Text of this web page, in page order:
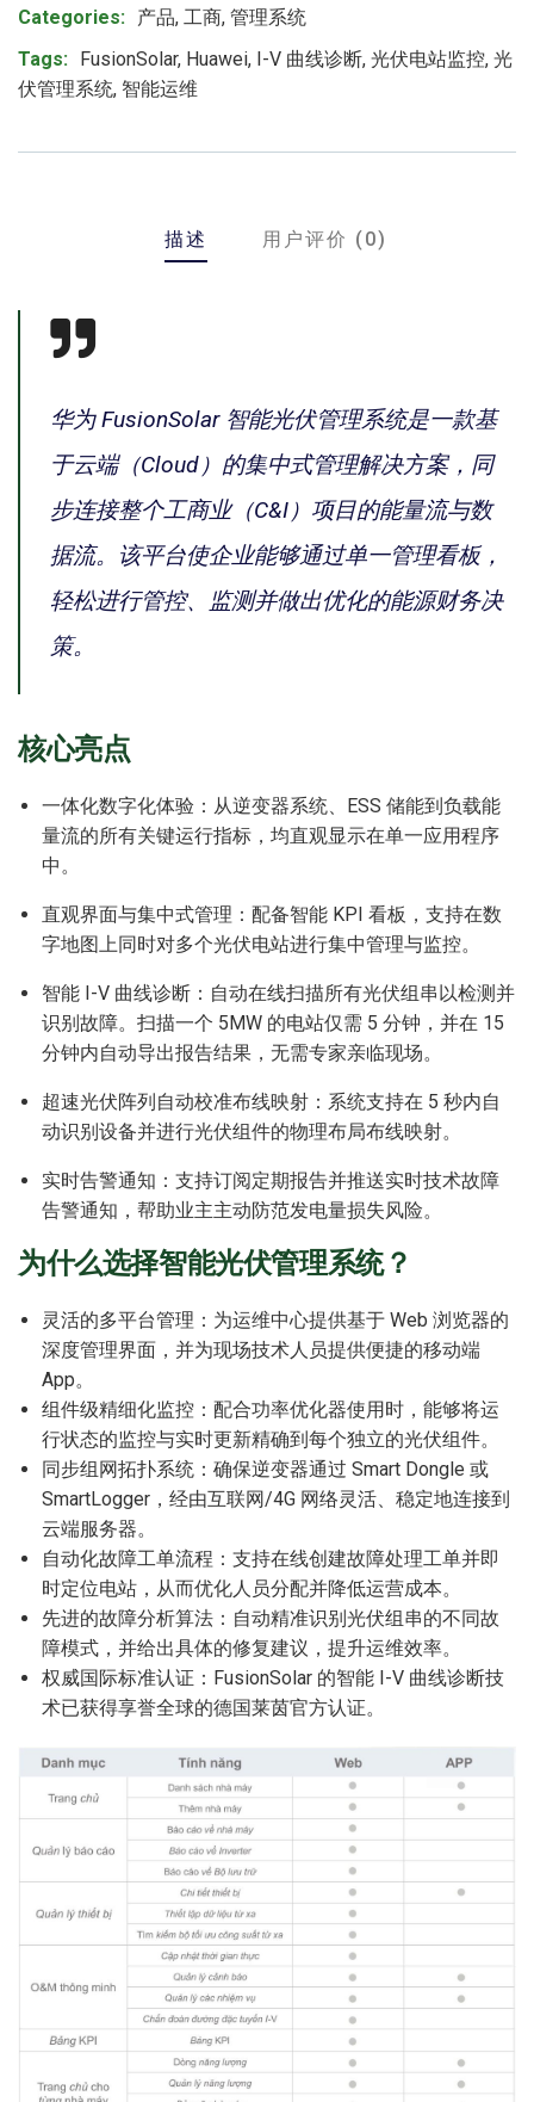
Categories: 产品, 工商, 管理系统
Tags: FusionSolar, Huawei, I-V 曲线诊断, 光伏电站监控, 光
伏管理系统, 智能运维
描述 用户评价 (0)
华为 FusionSolar 智能光伏管理系统是一款基
于云端（Cloud）的集中式管理解决方案，同
步连接整个工商业（C&I）项目的能量流与数
据流。该平台使企业能够通过单一管理看板，
轻松进行管控、监测并做出优化的能源财务决
策。
核心亮点
一体化数字化体验：从逆变器系统、ESS 储能到负载能
量流的所有关键运行指标，均直观显示在单一应用程序
中。
直观界面与集中式管理：配备智能 KPI 看板，支持在数
字地图上同时对多个光伏电站进行集中管理与监控。
智能 I-V 曲线诊断：自动在线扫描所有光伏组串以检测并
识别故障。扫描一个 5MW 的电站仅需 5 分钟，并在 15
分钟内自动导出报告结果，无需专家亲临现场。
超速光伏阵列自动校准布线映射：系统支持在 5 秒内自
动识别设备并进行光伏组件的物理布局布线映射。
实时告警通知：支持订阅定期报告并推送实时技术故障
告警通知，帮助业主主动防范发电量损失风险。
为什么选择智能光伏管理系统？
灵活的多平台管理：为运维中心提供基于 Web 浏览器的
深度管理界面，并为现场技术人员提供便捷的移动端
App。
组件级精细化监控：配合功率优化器使用时，能够将运
行状态的监控与实时更新精确到每个独立的光伏组件。
同步组网拓扑系统：确保逆变器通过 Smart Dongle 或
SmartLogger，经由互联网/4G 网络灵活、稳定地连接到
云端服务器。
自动化故障工单流程：支持在线创建故障处理工单并即
时定位电站，从而优化人员分配并降低运营成本。
先进的故障分析算法：自动精准识别光伏组串的不同故
障模式，并给出具体的修复建议，提升运维效率。
权威国际标准认证：FusionSolar 的智能 I-V 曲线诊断技
术已获得享誉全球的德国莱茵官方认证。